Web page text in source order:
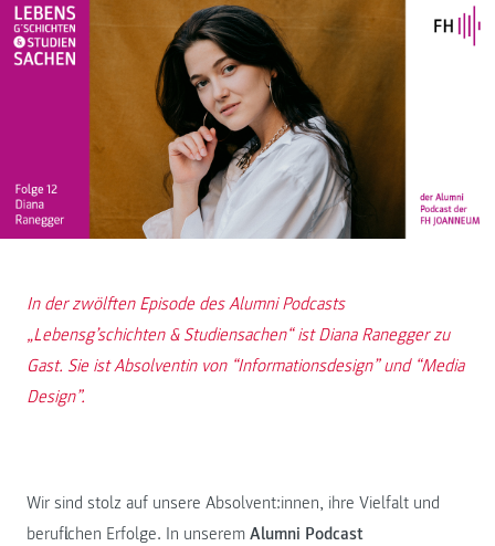
In der zwölften Episode des Alumni Podcasts
„Lebensg’schichten & Studiensachen“ ist Diana Ranegger zu
Gast. Sie ist Absolventin von “Informationsdesign” und “Media
Design”.
Wir sind stolz auf unsere Absolvent:innen, ihre Vielfalt und
beruflichen Erfolge. In unserem Alumni Podcast